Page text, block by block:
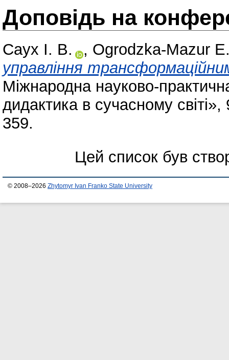
Доповідь на
Саух І. В. , Ogrodzka-Mazur
управління
Міжнародна науково-
дидактика в сучасному
359.
Цей список був
© 2008–2026 Zhytomyr Ivan Franko State University